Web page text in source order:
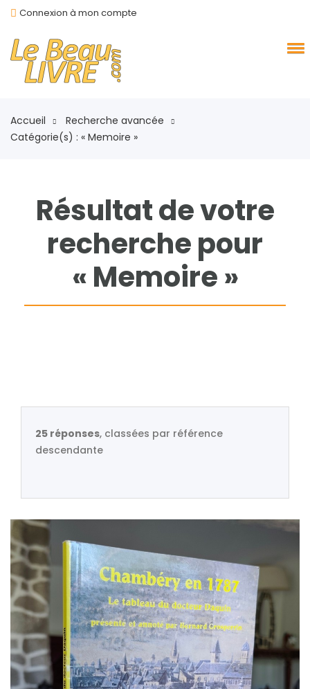
Connexion à mon compte
Accueil
Recherche avancée
Catégorie(s) : « Memoire »
Résultat de votre
recherche pour
« Memoire »
25 réponses, classées par référence
descendante